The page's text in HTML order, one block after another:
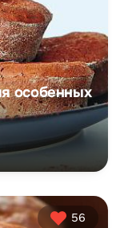
особенных
56